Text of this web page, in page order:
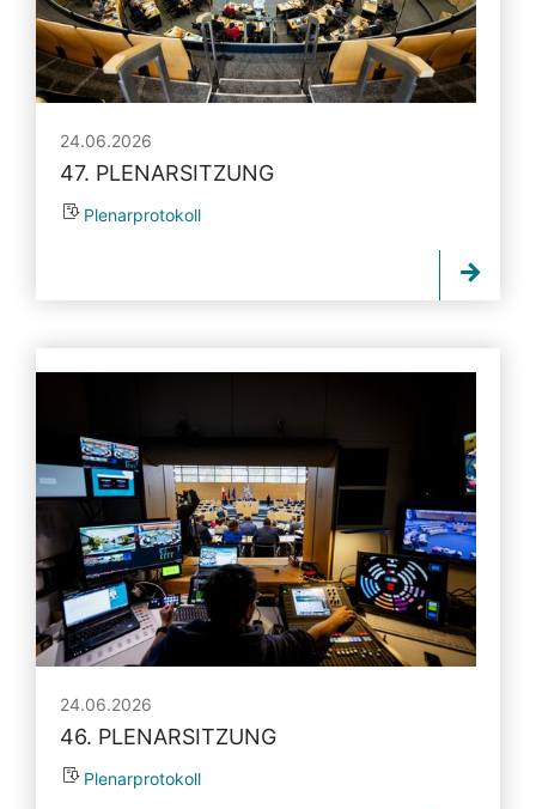
24.06.2026
47. PLENARSITZUNG
Plenarprotokoll
24.06.2026
46. PLENARSITZUNG
Plenarprotokoll